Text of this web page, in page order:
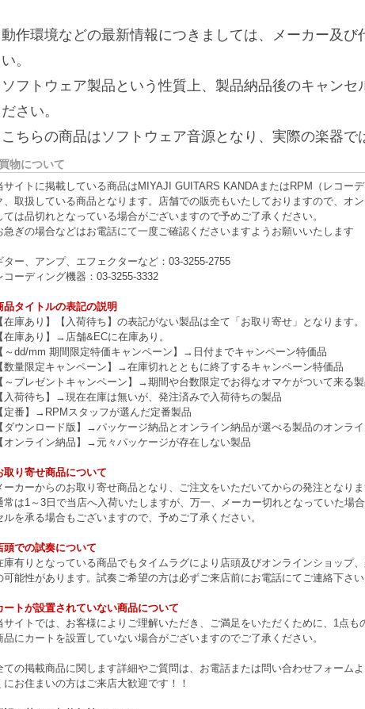
作環境などの最新情報につきましては、メーカー及び
。
フトウェア製品という性質上、製品納品後のキャンセ
さい。
ちらの商品はソフトウェア音源となり、実際の楽器で
物について
サイトに掲載している商品はMIYAJI GUITARS KANDAまたはRPM（レコー
、取扱している商品となります。店舗での販売もいたしておりますので、オ
ては品切れとなっている場合がございますので予めご了承ください。
急ぎの場合などはお電話にて一度ご確認くださいますようお願いいたします
ター、アンプ、エフェクターなど：03-3255-2755
コーディング機器：03-3255-3332
品タイトルの表記の説明
在庫あり】【入荷待ち】の表記がない製品は全て「お取り寄せ」となります。
在庫あり】→店舗&ECに在庫あり。
～dd/mm 期間限定特価キャンペーン】→日付までキャンペーン特価品
数量限定キャンペーン】→在庫切れとともに終了するキャンペーン特価品
～プレゼントキャンペーン】→期間や台数限定でお得なオマケがついて来る
入荷待ち】→現在在庫は無いが、発注済みで入荷待ちの製品
定番】→RPMスタッフが選んだ定番製品
ダウンロード版】→パッケージ納品とオンライン納品が選べる製品のオンラ
オンライン納品】→元々パッケージが存在しない製品
取り寄せ商品について
ーカーからのお取り寄せ商品となり、ご注文をいただいてからの発注となりま
常は1～3日で当店へ入荷いたしますが、万一、メーカー切れとなっていた場
ルを承る場合もございますので、予めご了承ください。
頭での試奏について
庫有りとなっている商品でもタイムラグにより店頭及びオンラインショップ
可能性があります。試奏ご希望の方は必ずご来店前にお電話にてご連絡下さい
ートが設置されていない商品について
サイトでは、お客様によりご理解いただき、ご満足をいただくために、1点
品にカートを設置していない場合がございますのでご了承ください。
ての掲載商品に関します詳細やご質問は、お電話または問い合わせフォーム
にお住まいの方はご来店大歓迎です！！